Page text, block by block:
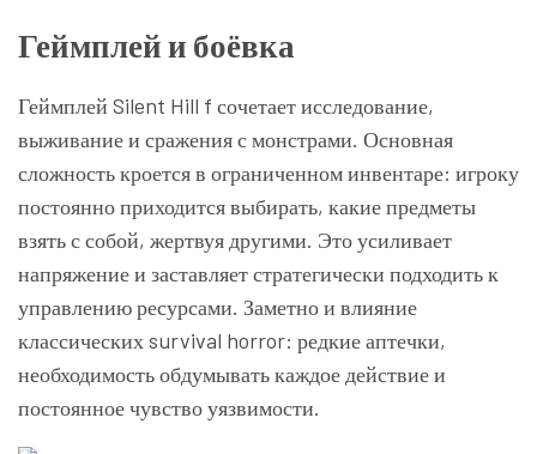
Геймплей и боёвка
Геймплей Silent Hill f сочетает исследование,
выживание и сражения с монстрами. Основная
сложность кроется в ограниченном инвентаре: игроку
постоянно приходится выбирать, какие предметы
взять с собой, жертвуя другими. Это усиливает
напряжение и заставляет стратегически подходить к
управлению ресурсами. Заметно и влияние
классических survival horror: редкие аптечки,
необходимость обдумывать каждое действие и
постоянное чувство уязвимости.